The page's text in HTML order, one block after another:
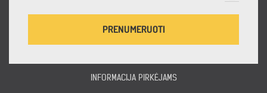
INFORMACIJA PIRKĖJAMS
PRENUMERUOTI